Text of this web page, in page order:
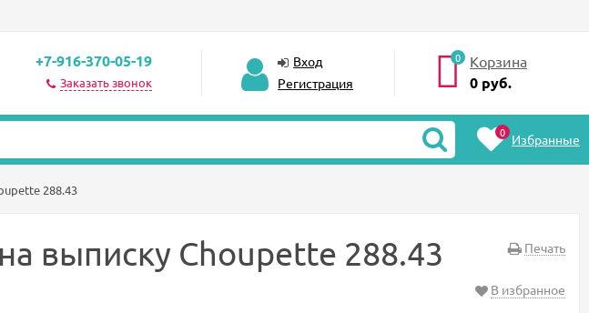
+7-916-370-05-19
Заказать звонок
Вход
Регистрация
0 Корзина
0 руб.
0 Избранные
288.43
Печать
выписку Choupette 288.43
В избранное